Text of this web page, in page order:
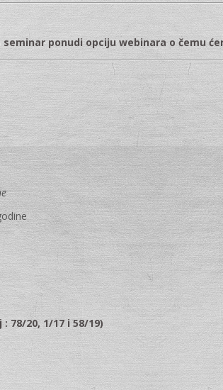
ponudi opciju webinara o čemu
78/20, 1/17 i 58/19)